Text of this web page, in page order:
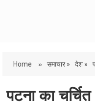
Home » समाचार » देश »
पटना का